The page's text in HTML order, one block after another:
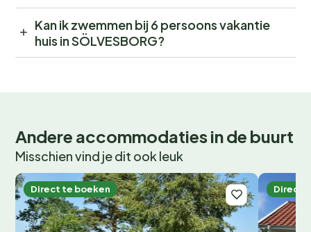
Kan ik zwemmen bij 6 persoons vakantie
huis in SÖLVESBORG?
Andere accommodaties in de buurt
Misschien vind je dit ook leuk
Direct te boeken Direct